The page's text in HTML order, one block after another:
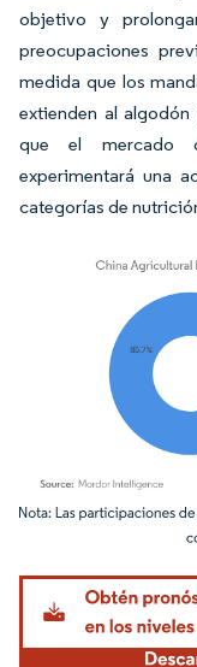
objetivo y
preocupaciones
medida que los
extienden al
que el mercado
experimentará una
categorías de
Imagen © Mordor